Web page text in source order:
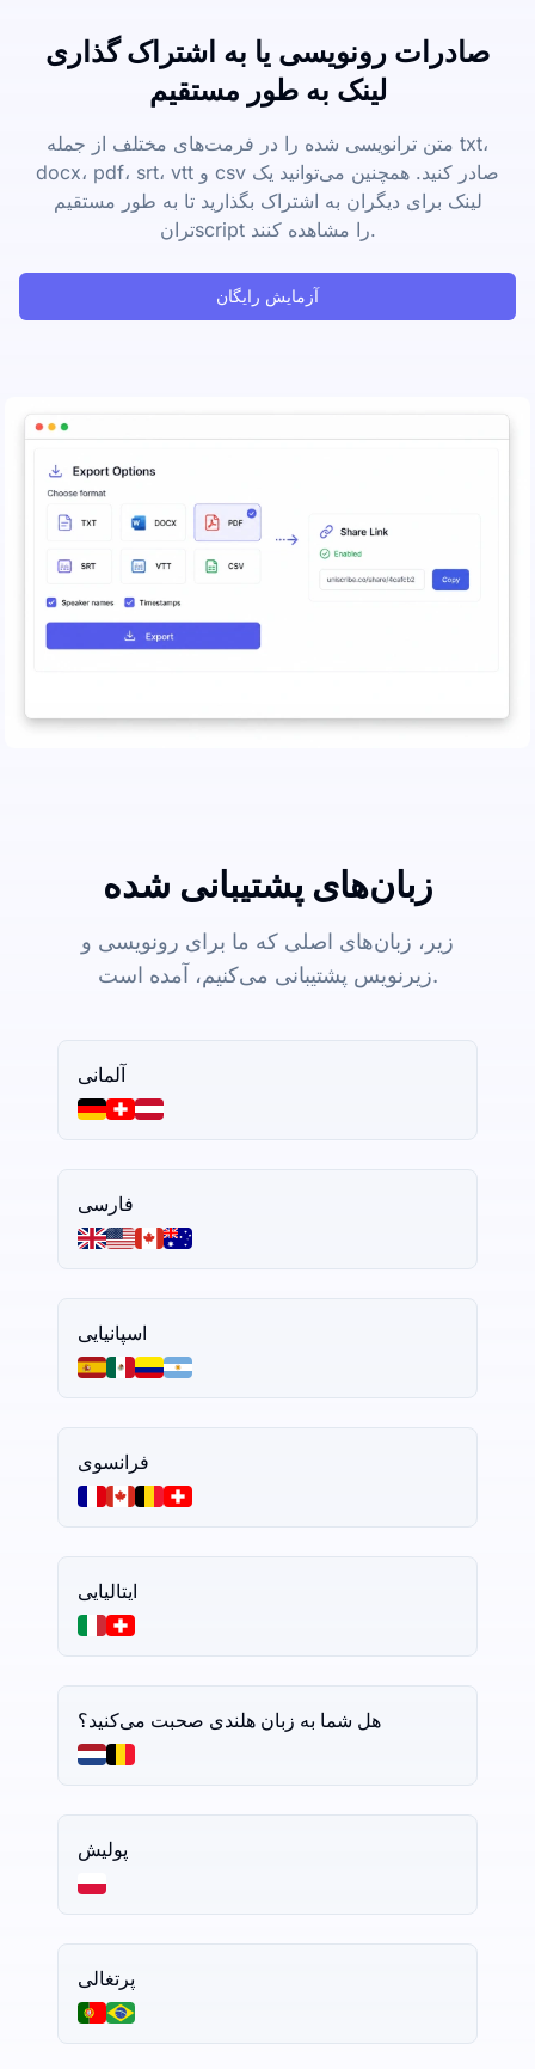
صادرات رونویسی یا به اشتراک گذاری
لینک به طور مستقیم
متن ترانویسی شده را در فرمت‌های مختلف از جمله txt،
docx، pdf، srt، vtt و csv صادر کنید. همچنین می‌توانید یک
لینک برای دیگران به اشتراک بگذارید تا به طور مستقیم
ترانscript را مشاهده کنند.
آزمایش رایگان
زبان‌های پشتیبانی شده
زیر، زبان‌های اصلی که ما برای رونویسی و
زیرنویس پشتیبانی می‌کنیم، آمده است.
آلمانی
فارسی
اسپانیایی
فرانسوی
ایتالیایی
هل شما به زبان هلندی صحبت می‌کنید؟
پولیش
پرتغالی